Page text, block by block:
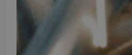
FØLG TMP
Facebook
Youtube